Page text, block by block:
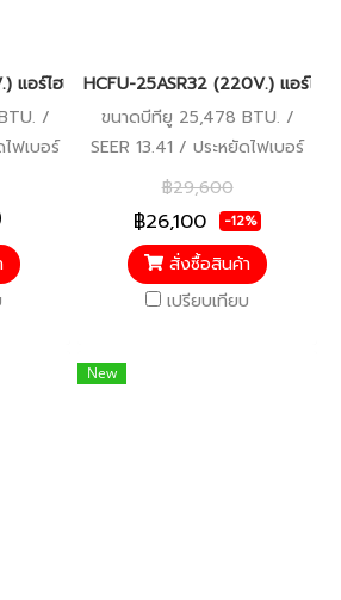
แอร์ไฮเออร์ Haier คอยล์เปลือย Duct
/
ฟเบอร์
หล่อื่นๆ
HCFU-25ASR32 (220V.) แอร์ไ
ขนาดบีทียู 25,478 BTU. /
SEER 13.41 / ประหยัดไฟเบอร์
5 / รับประกันคอมเพรสเซอร์ 5
ปี อะไหล่อื่นๆ 5 ปี
฿29,600
฿26,100 -12%
สั่งซื้อสินค้า
เปรียบเทียบ
New